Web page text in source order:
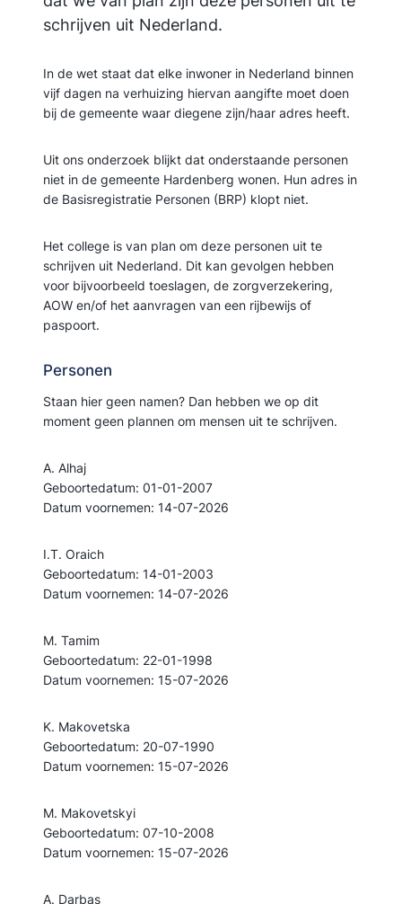
schrijven uit Nederland.
In de wet staat dat elke inwoner in Nederland binnen
vijf dagen na verhuizing hiervan aangifte moet doen
bij de gemeente waar diegene zijn/haar adres heeft.
Uit ons onderzoek blijkt dat onderstaande personen
niet in de gemeente Hardenberg wonen. Hun adres in
de Basisregistratie Personen (BRP) klopt niet.
Het college is van plan om deze personen uit te
schrijven uit Nederland. Dit kan gevolgen hebben
voor bijvoorbeeld toeslagen, de zorgverzekering,
AOW en/of het aanvragen van een rijbewijs of
paspoort.
Personen
Staan hier geen namen? Dan hebben we op dit
moment geen plannen om mensen uit te schrijven.
A. Alhaj
Geboortedatum: 01-01-2007
Datum voornemen: 14-07-2026
I.T. Oraich
Geboortedatum: 14-01-2003
Datum voornemen: 14-07-2026
M. Tamim
Geboortedatum: 22-01-1998
Datum voornemen: 15-07-2026
K. Makovetska
Geboortedatum: 20-07-1990
Datum voornemen: 15-07-2026
M. Makovetskyi
Geboortedatum: 07-10-2008
Datum voornemen: 15-07-2026
A. Darbas